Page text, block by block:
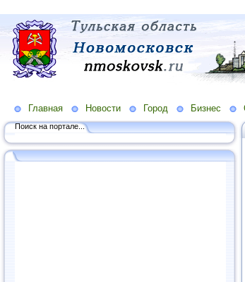
Главная Новости Город Бизнес
Поиск на портале...